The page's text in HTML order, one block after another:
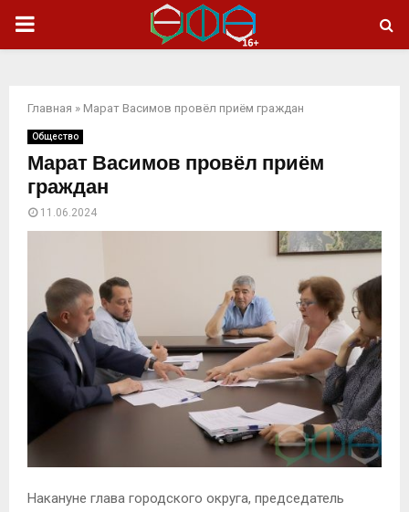
ОСНОВНОЕ
Главная » Марат Васимов провёл приём граждан
Общество
Марат Васимов провёл приём
граждан
11.06.2024
Накануне глава городского округа, председатель